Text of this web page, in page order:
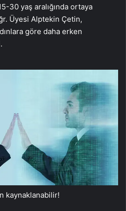
30 yaş aralığında ortaya
Üyesi Alptekin Çetin,
göre daha erken
kaynaklanabilir!